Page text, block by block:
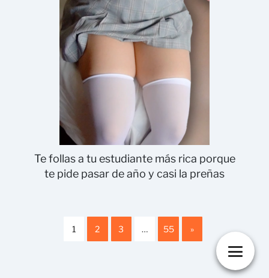
Te follas a tu estudiante más rica porque
te pide pasar de año y casi la preñas
1 2 3 … 55 »